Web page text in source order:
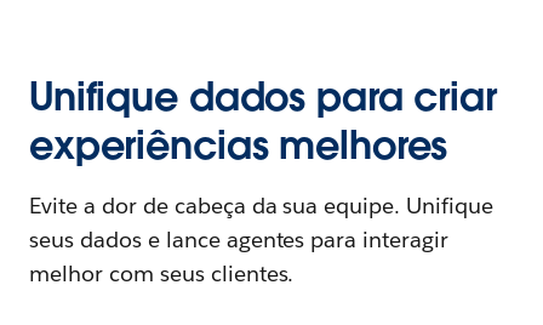
Unifique dados para criar
experiências melhores
Evite a dor de cabeça da sua equipe. Unifique
seus dados e lance agentes para interagir
melhor com seus clientes.